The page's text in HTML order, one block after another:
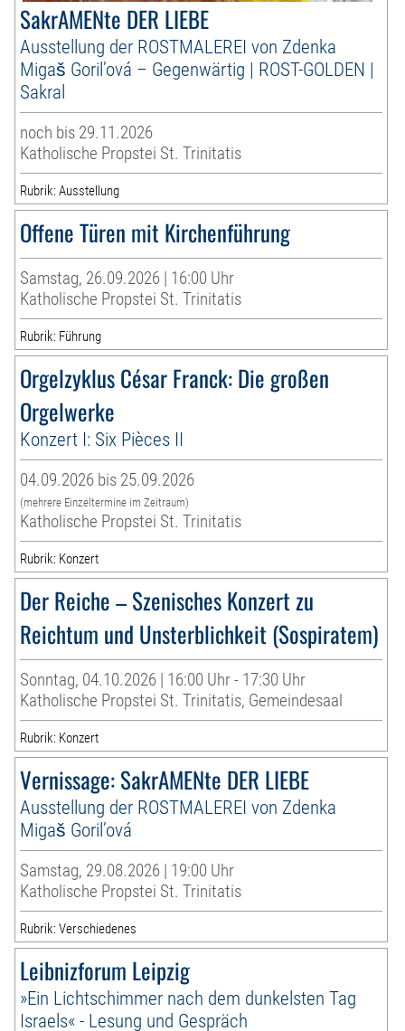
SakrAMENte DER LIEBE
Ausstellung der ROSTMALEREI von Zdenka
Migaš Goril’ová – Gegenwärtig | ROST-GOLDEN |
Sakral
noch bis 29.11.2026
Katholische Propstei St. Trinitatis
Rubrik: Ausstellung
Offene Türen mit Kirchenführung
Samstag, 26.09.2026 | 16:00 Uhr
Katholische Propstei St. Trinitatis
Rubrik: Führung
Orgelzyklus César Franck: Die großen
Orgelwerke
Konzert I: Six Pièces II
04.09.2026 bis 25.09.2026
(mehrere Einzeltermine im Zeitraum)
Katholische Propstei St. Trinitatis
Rubrik: Konzert
Der Reiche – Szenisches Konzert zu
Reichtum und Unsterblichkeit (Sospiratem)
Sonntag, 04.10.2026 | 16:00 Uhr - 17:30 Uhr
Katholische Propstei St. Trinitatis, Gemeindesaal
Rubrik: Konzert
Vernissage: SakrAMENte DER LIEBE
Ausstellung der ROSTMALEREI von Zdenka
Migaš Goril’ová
Samstag, 29.08.2026 | 19:00 Uhr
Katholische Propstei St. Trinitatis
Rubrik: Verschiedenes
Leibnizforum Leipzig
»Ein Lichtschimmer nach dem dunkelsten Tag
Israels« - Lesung und Gespräch